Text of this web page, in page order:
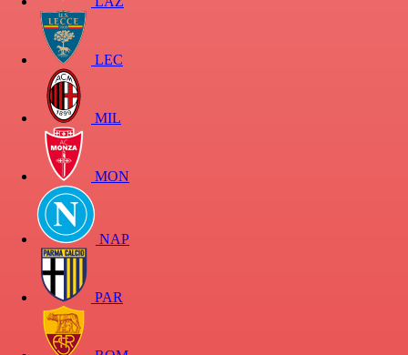
LEC
MIL
MON
NAP
PAR